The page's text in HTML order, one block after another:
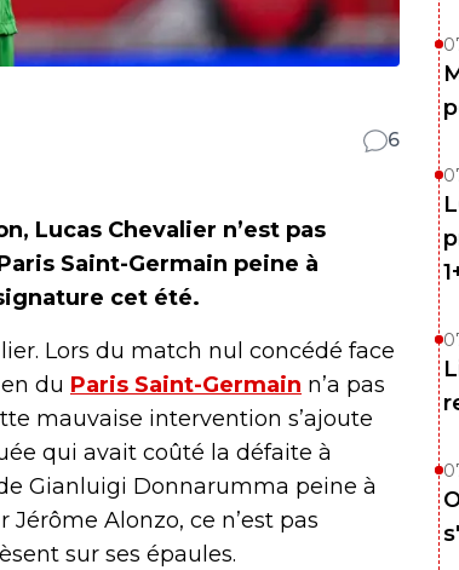
6
Lucas Chevalier n’est pas
Saint-Germain peine à
cet été.
Lors du match nul concédé face
du Paris Saint-Germain n’a pas
mauvaise intervention s’ajoute
qui avait coûté la défaite à
Gianluigi Donnarumma peine à
Alonzo, ce n’est pas
sur ses épaules.